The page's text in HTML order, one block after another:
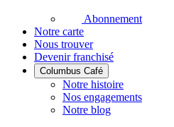
Abonnement
Notre carte
Nous trouver
Devenir franchisé
Columbus Café
Notre histoire
Nos engagements
Notre blog